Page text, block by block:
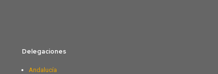
Delegaciones
Andalucía